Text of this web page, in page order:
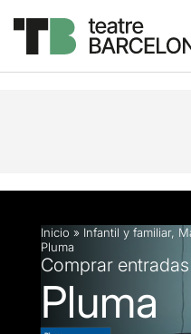
Descripción
Inicio » Infantil y familiar,
Pluma
Comprar
Pluma